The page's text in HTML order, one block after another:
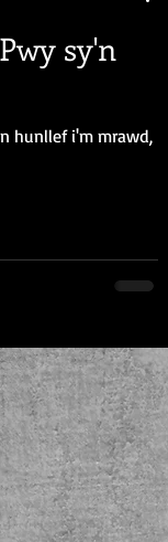
sy'n
hunllef i'm mrawd,